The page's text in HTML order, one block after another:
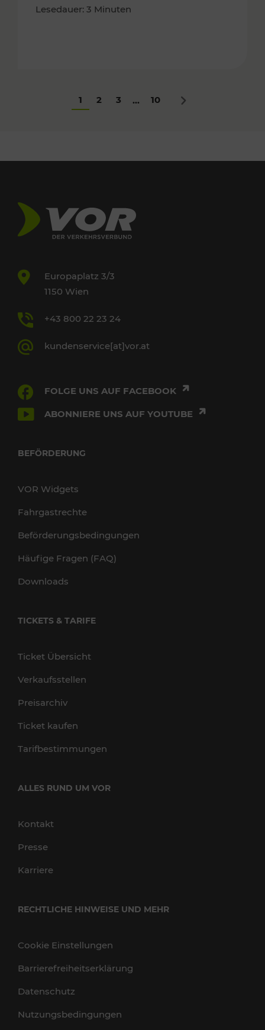
Lesedauer: 3 Minuten
1 2 3 ... 10 Nächstes
Europaplatz 3/3
1150 Wien
+43 800 22 23 24
kundenservice[at]vor.at
FOLGE UNS AUF FACEBOOK
ABONNIERE UNS AUF YOUTUBE
BEFÖRDERUNG
VOR Widgets
Fahrgastrechte
Beförderungsbedingungen
Häufige Fragen (FAQ)
Downloads
TICKETS & TARIFE
Ticket Übersicht
Verkaufsstellen
Preisarchiv
Ticket kaufen
Tarifbestimmungen
ALLES RUND UM VOR
Kontakt
Presse
Karriere
RECHTLICHE HINWEISE UND MEHR
Cookie Einstellungen
Barrierefreiheitserklärung
Datenschutz
Nutzungsbedingungen